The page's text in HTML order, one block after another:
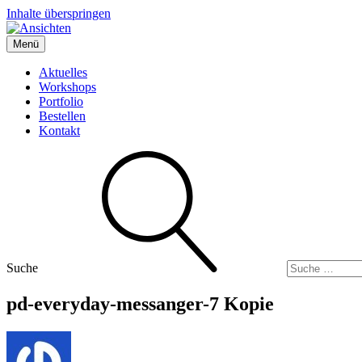
Inhalte überspringen
Ansichten
Boris' Fotografie-Blog
Menü
Aktuelles
Workshops
Portfolio
Bestellen
Kontakt
Suche
pd-everyday-messanger-7 Kopie